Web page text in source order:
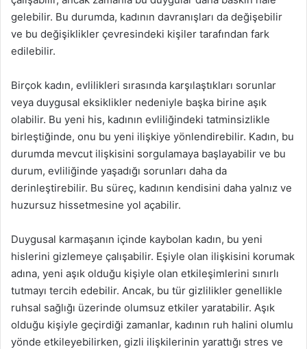
gelebilir. Bu durumda, kadının davranışları da değişebilir
ve bu değişiklikler çevresindeki kişiler tarafından fark
edilebilir.
Birçok kadın, evlilikleri sırasında karşılaştıkları sorunlar
veya duygusal eksiklikler nedeniyle başka birine aşık
olabilir. Bu yeni his, kadının evliliğindeki tatminsizlikle
birleştiğinde, onu bu yeni ilişkiye yönlendirebilir. Kadın, bu
durumda mevcut ilişkisini sorgulamaya başlayabilir ve bu
durum, evliliğinde yaşadığı sorunları daha da
derinleştirebilir. Bu süreç, kadının kendisini daha yalnız ve
huzursuz hissetmesine yol açabilir.
Duygusal karmaşanın içinde kaybolan kadın, bu yeni
hislerini gizlemeye çalışabilir. Eşiyle olan ilişkisini korumak
adına, yeni aşık olduğu kişiyle olan etkileşimlerini sınırlı
tutmayı tercih edebilir. Ancak, bu tür gizlilikler genellikle
ruhsal sağlığı üzerinde olumsuz etkiler yaratabilir. Aşık
olduğu kişiyle geçirdiği zamanlar, kadının ruh halini olumlu
yönde etkileyebilirken, gizli ilişkilerinin yarattığı stres ve